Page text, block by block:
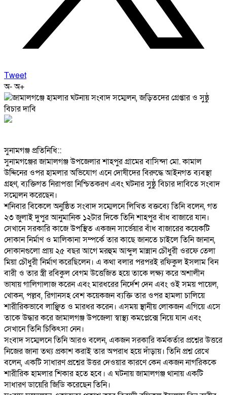
Tweet
অ-অ+
‎সুনামগঞ্জ প্রতিনিধি::
‎সুনামগঞ্জের জামালগঞ্জ উপজেলার শাহপুর গ্রামের বাসিন্দা মো. কামাল
উদ্দিনের ওপর হামলার অভিযোগ এনে দোষীদের বিরুদ্ধে আইনগত ব্যবস্থা
গ্রহণ, ব্যক্তিগত নিরাপত্তা নিশ্চিতকরণ এবং ঘটনার সুষ্ঠু বিচার দাবিতে সংবাদ
সম্মেলন করেছেন।
‎শনিবার বিকেলে অনুষ্ঠিত সংবাদ সম্মেলনে লিখিত বক্তব্যে তিনি বলেন, গত
২৩ জুলাই দুপুর আনুমানিক ১২টার দিকে তিনি শাহপুর বাঁধ বাজারে যান।
সেখানে সরকারি কাজে উপস্থিত একজন সার্ভেয়ার বাঁধ বাজারের কয়েকটি
দোকান নির্মাণ ও মালিকানা সম্পর্কে তার কাছে জানতে চাইলে তিনি জানান,
দোকানগুলো প্রায় ২৫ বছর আগে মরহুম আব্দুল মান্নান চৌধুরী ওরফে তেলা
মিয়া চৌধুরী নির্মাণ করেছিলেন। এ কথা বলার পরপরই রফিকুল ইসলাম বিন
বারী ও তার স্ত্রী রবিকুল বেগম উত্তেজিত হয়ে তাকে লক্ষ্য করে অশালীন
ভাষায় গালিগালাজ করেন এবং মারধরের নির্দেশ দেন এবং ওই সময় পায়েল,
খোকন, পল্লব, রিগানসহ বেশ কয়েকজন ব্যক্তি তার ওপর হামলা চালিয়ে
শারীরিকভাবে লাঞ্ছিত ও মারধর করেন। এসময় স্থানীয় লোকজন এগিয়ে এসে
তাকে উদ্ধার করে জামালগঞ্জ উপজেলা স্বাস্থ্য কমপ্লেক্সে নিয়ে যান এবং
সেখানে তিনি চিকিৎসা নেন।
‎সংবাদ সম্মেলনে তিনি আরও বলেন, একজন সরকারি কর্মকর্তার প্রশ্নের উত্তরে
নিজের জানা তথ্য প্রকাশ করাই তার অপরাধ হয়ে দাঁড়ায়। তিনি প্রশ্ন রেখে
বলেন, একটি সাধারণ প্রশ্নের উত্তর দেওয়ার কারণে কেন একজন নাগরিককে
শারীরিক হামলার শিকার হতে হবে। এ ঘটনায় জামালগঞ্জ থানায় একটি
সাধারণ ডায়েরি জিডি করেছেন তিনি।